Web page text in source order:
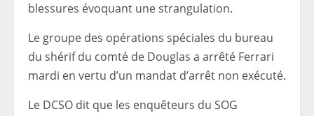
blessures évoquant une strangulation.
Le groupe des opérations spéciales du bureau
du shérif du comté de Douglas a arrêté Ferrari
mardi en vertu d’un mandat d’arrêt non exécuté.
Le DCSO dit que les enquêteurs du SOG